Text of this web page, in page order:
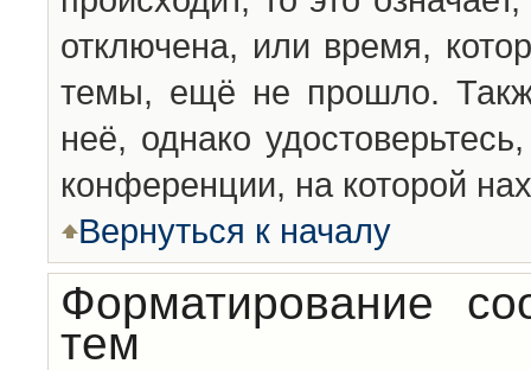
отключена, или время,
темы, ещё не прошло.
неё, однако
конференции, на которой
Вернуться к началу
Форматирование
тем